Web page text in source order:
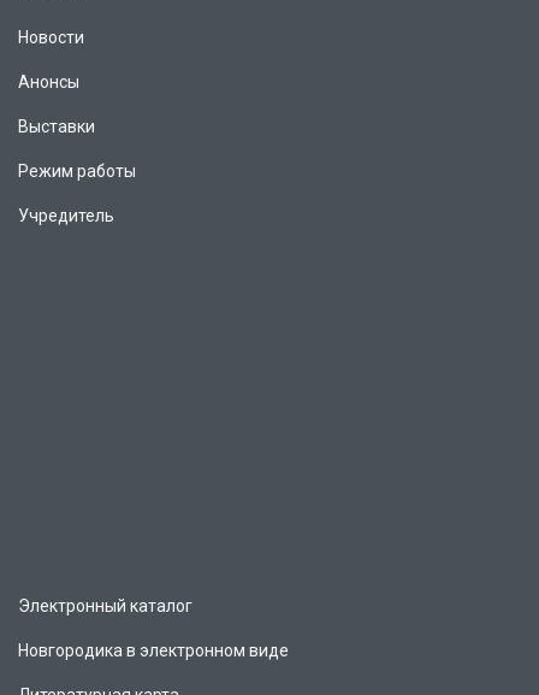
Новости
Анонсы
Выставки
Режим работы
Учредитель
Электронный каталог
Новгородика в электронном виде